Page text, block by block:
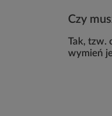
Czy
Tak, tzw.
wymień